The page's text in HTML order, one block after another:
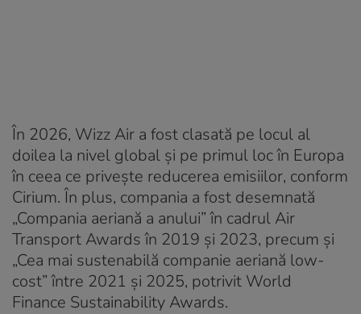
În 2026, Wizz Air a fost clasată pe locul al
doilea la nivel global și pe primul loc în Europa
în ceea ce privește reducerea emisiilor, conform
Cirium. În plus, compania a fost desemnată
„Compania aeriană a anului” în cadrul Air
Transport Awards în 2019 și 2023, precum și
„Cea mai sustenabilă companie aeriană low-
cost” între 2021 și 2025, potrivit World
Finance Sustainability Awards.